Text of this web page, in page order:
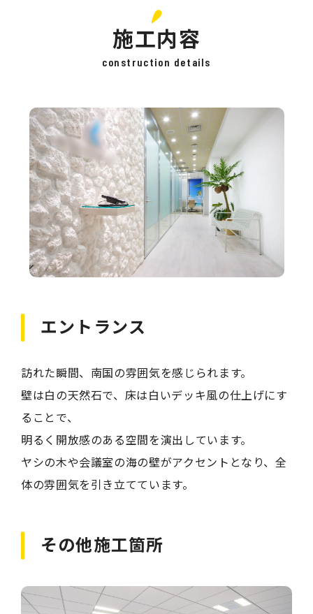
施工内容
construction details
エントランス
訪れた瞬間、南国の雰囲気を感じられます。
壁は白の天然石で、床は白いデッキ風の仕上げにす
ることで、
明るく開放感のある空間を演出しています。
ヤシの木や会議室の海の壁がアクセントとなり、全
体の雰囲気を引き立てています。
その他施工箇所